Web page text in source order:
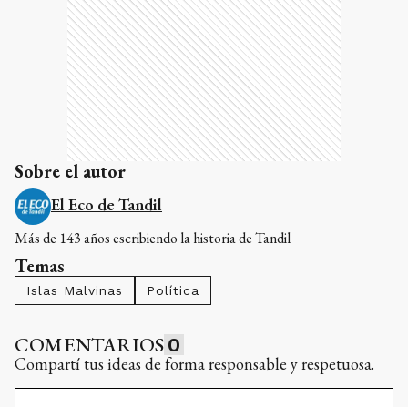
Sobre el autor
El Eco de Tandil
Más de 143 años escribiendo la historia de Tandil
Temas
Islas Malvinas Política
COMENTARIOS 0
Compartí tus ideas de forma responsable y respetuosa.